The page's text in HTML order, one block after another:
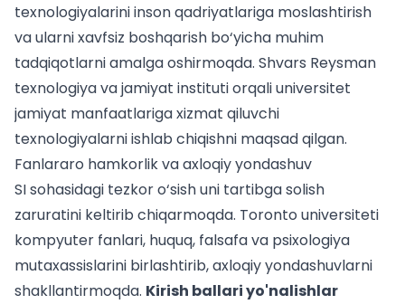
texnologiyalarini inson qadriyatlariga moslashtirish
va ularni xavfsiz boshqarish bo‘yicha muhim
tadqiqotlarni amalga oshirmoqda. Shvars Reysman
texnologiya va jamiyat instituti orqali universitet
jamiyat manfaatlariga xizmat qiluvchi
texnologiyalarni ishlab chiqishni maqsad qilgan.
Fanlararo hamkorlik va axloqiy yondashuv
SI sohasidagi tezkor o‘sish uni tartibga solish
zaruratini keltirib chiqarmoqda. Toronto universiteti
kompyuter fanlari, huquq, falsafa va psixologiya
mutaxassislarini birlashtirib, axloqiy yondashuvlarni
shakllantirmoqda. Kirish ballari yo'nalishlar